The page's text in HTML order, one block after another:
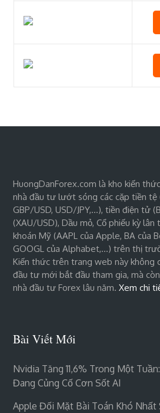
HuongDanForex.com là kho kiến
nhà đầu tư lướt sóng các cặp tiền tệ
GBP/USD, USD/JPY,…), tiền điện tử
(XAU/USD), Dầu mỏ, Cổ phiếu kỳ
khoán Mỹ (AAPL của Apple, BA của
GOOGL của Alphabet,…) trên thị
Kiến thức trên trang web này không
đầu tư mới bắt đầu tham gia, mà
nhà đầu tư Forex lâu năm.Xem chi
Bài Viết Mới
Nvidia Tăng 11,6% Trong Một
Đang Củng Cố Cơn Sốt AI
Apple Đối Mặt Bài Toán Khó Nhất